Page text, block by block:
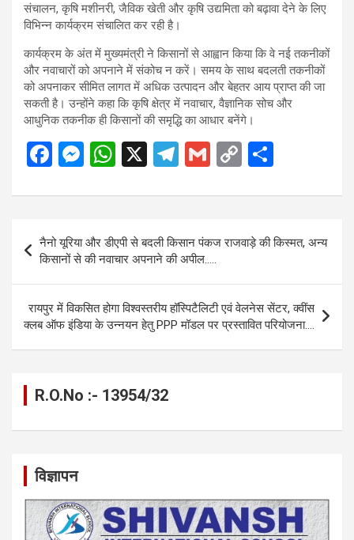
संचालन, कृषि मशीनरी, जैविक खेती और कृषि उद्यमिता को बढ़ावा देने के लिए
विभिन्न कार्यक्रम संचालित कर रही है।
कार्यक्रम के अंत में मुख्यमंत्री ने किसानों से आह्वान किया कि वे नई तकनीकों
और नवाचारों को अपनाने में संकोच न करें। समय के साथ बदलती तकनीकों
को अपनाकर सीमित लागत में अधिक उत्पादन और बेहतर आय प्राप्त की जा
सकती है। उन्होंने कहा कि कृषि क्षेत्र में नवाचार, वैज्ञानिक सोच और
आधुनिक तकनीक ही किसानों की समृद्धि का आधार बनेंगे।
F
ce
b
o
o
k
M
se
n
g
er
W
at
s
A
p
p
X
T
e
a
m
G
ail
C
py
Li
n
k
ar
e
Post
navigation
नैनो यूरिया और डीएपी से बदली किसान पंकज राजवाड़े की किस्मत, अन्य
किसानों से की नवाचार अपनाने की अपील…..
रायपुर में विकसित होगा विश्वस्तरीय हॉस्पिटैलिटी एवं वेलनेस सेंटर, क्वींस
क्लब ऑफ इंडिया के उन्नयन हेतु PPP मॉडल पर प्रस्तावित परियोजना….
R.O.No :- 13954/32
विज्ञापन